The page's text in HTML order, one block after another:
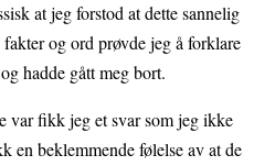
at jeg forstod at dette sannelig
og ord prøvde jeg å forklare
hadde gått meg bort.
var fikk jeg et svar som jeg ikke
en beklemmende følelse av at de